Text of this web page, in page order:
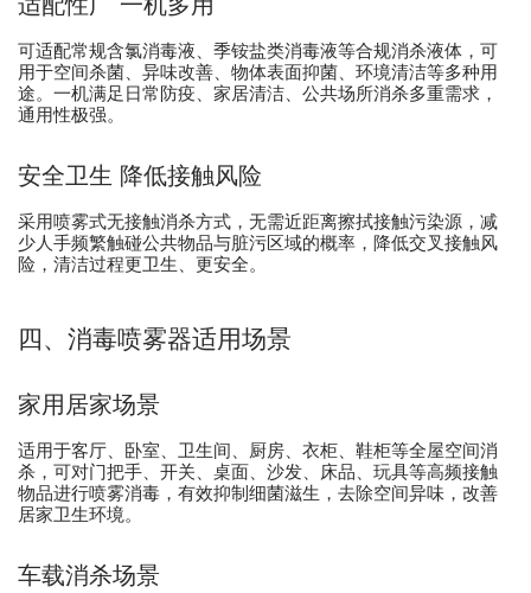
适配性广 一机多用
可适配常规含氯消毒液、季铵盐类消毒液等合规消杀液体，可
用于空间杀菌、异味改善、物体表面抑菌、环境清洁等多种用
途。一机满足日常防疫、家居清洁、公共场所消杀多重需求，
通用性极强。
安全卫生 降低接触风险
采用喷雾式无接触消杀方式，无需近距离擦拭接触污染源，减
少人手频繁触碰公共物品与脏污区域的概率，降低交叉接触风
险，清洁过程更卫生、更安全。
四、消毒喷雾器适用场景
家用居家场景
适用于客厅、卧室、卫生间、厨房、衣柜、鞋柜等全屋空间消
杀，可对门把手、开关、桌面、沙发、床品、玩具等高频接触
物品进行喷雾消毒，有效抑制细菌滋生，去除空间异味，改善
居家卫生环境。
车载消杀场景